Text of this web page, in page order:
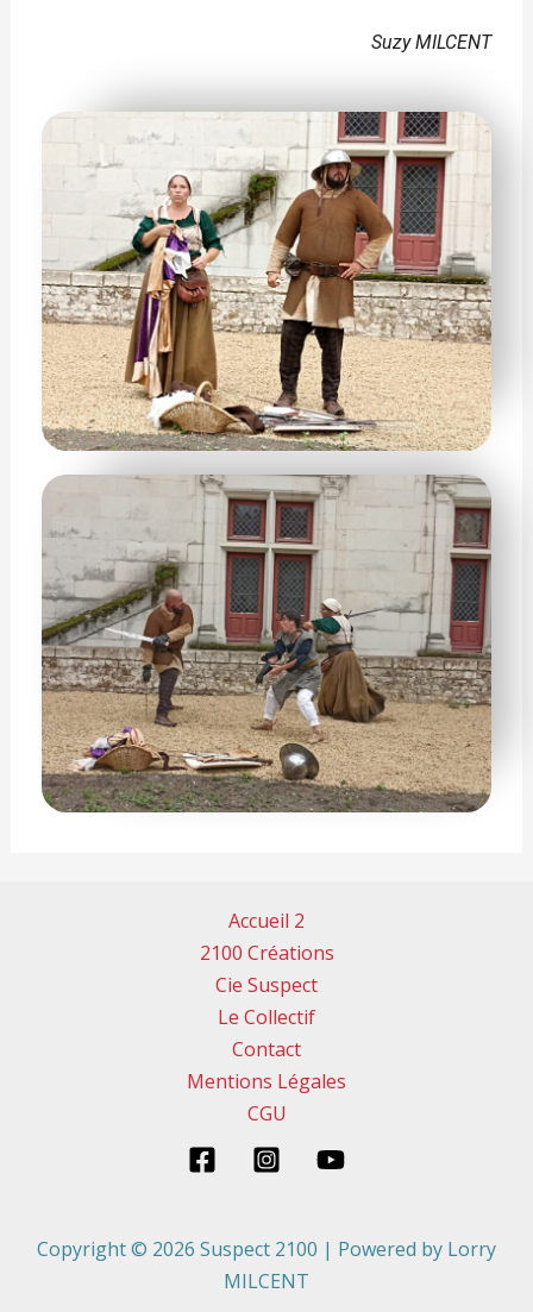
Suzy MILCENT
Accueil 2
2100 Créations
Cie Suspect
Le Collectif
Contact
Mentions Légales
CGU
Copyright © 2026 Suspect 2100 | Powered by Lorry
MILCENT